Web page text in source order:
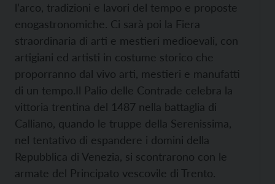
l’arco, tradizioni e lavori del tempo e proposte
enogastronomiche. Ci sarà poi la Fiera
straordinaria di arti e mestieri medioevali, con
artigiani ed artisti in costume storico che
proporranno dal vivo arti, mestieri e manufatti
di un tempo.Il Palio delle Contrade celebra la
vittoria trentina del 1487 nella battaglia di
Calliano, quando le truppe della Serenissima,
nel tentativo di espandere i domini della
Repubblica di Venezia, si scontrarono con le
armate del Principato vescovile di Trento.